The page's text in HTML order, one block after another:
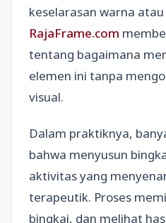
keselarasan warna
RajaFrame.com
tentang bagaimana
elemen ini tanpa
visual.
Dalam praktiknya,
bahwa menyusun
aktivitas yang
terapeutik. Proses
bingkai, dan melihat